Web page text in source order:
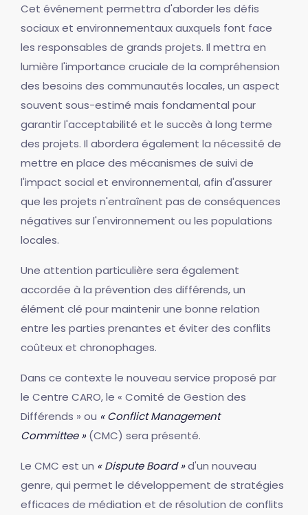
Cet événement permettra d'aborder les défis
sociaux et environnementaux auxquels font face
les responsables de grands projets. Il mettra en
lumière l'importance cruciale de la compréhension
des besoins des communautés locales, un aspect
souvent sous-estimé mais fondamental pour
garantir l'acceptabilité et le succès à long terme
des projets. Il abordera également la nécessité de
mettre en place des mécanismes de suivi de
l'impact social et environnemental, afin d'assurer
que les projets n'entraînent pas de conséquences
négatives sur l'environnement ou les populations
locales.
Une attention particulière sera également
accordée à la prévention des différends, un
élément clé pour maintenir une bonne relation
entre les parties prenantes et éviter des conflits
coûteux et chronophages.
Dans ce contexte le nouveau service proposé par
le Centre CARO, le « Comité de Gestion des
Différends » ou « Conflict Management
Committee »(CMC) sera présenté.
Le CMC est un « Dispute Board »d'un nouveau
genre, qui permet le développement de stratégies
efficaces de médiation et de résolution de conflits